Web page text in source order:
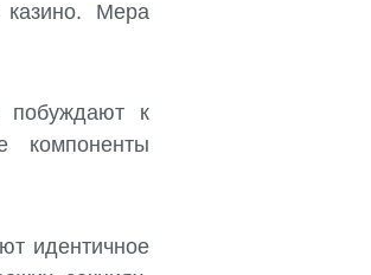
Мера
побуждают к
компоненты
идентичное